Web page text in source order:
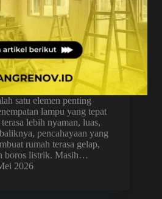
satu elemen penting
lampu yang tepat
lebih nyaman, luas,
pencahayaan yang
rumah terasa gelap,
boros listrik. Masih…
2026